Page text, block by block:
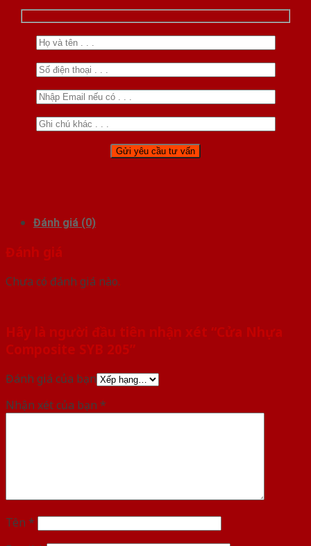
Đánh giá (0)
Đánh giá
Chưa có đánh giá nào.
Hãy là người đầu tiên nhận xét “Cửa Nhựa
Composite SYB 205”
Đánh giá của bạn
Nhận xét của bạn *
Tên *